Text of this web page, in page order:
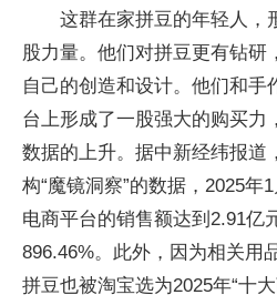
这群在家拼豆的年轻人，
股力量。他们对拼豆更有钻研
自己的创造和设计。他们和手
台上形成了一股强大的购买力
数据的上升。据中新经纬报道
构“魔镜洞察”的数据，2025年
电商平台的销售额达到2.91亿
896.46%。此外，因为相关用
拼豆也被淘宝选为2025年“十